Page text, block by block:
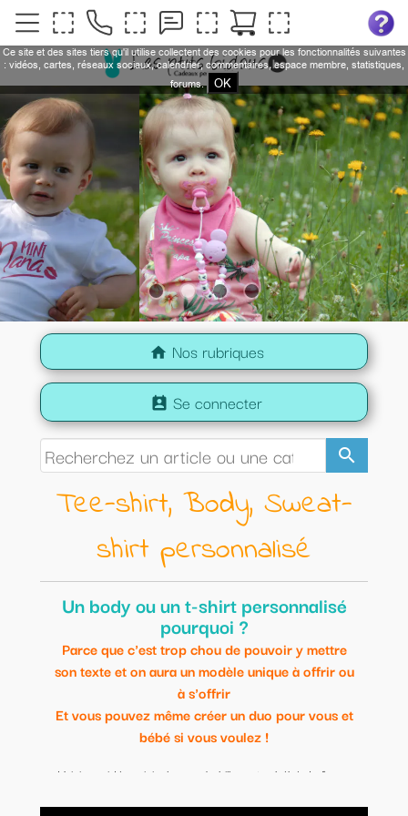
home Nos rubriques
search
perm_contact_calendar Se connecter
Tee-shirt, Body, Sweat-
shirt personnalisé
Un body ou un t-shirt personnalisé
pourquoi ?
Parce que c'est trop chou de pouvoir y mettre
son texte et on aura un modèle unique à offrir ou
à s'offrir
Et vous pouvez même créer un duo pour vous et
bébé si vous voulez !
Voici une idée originale pour habiller votre bébé de façon
Modèles uniques et personnalisables.
Ce site et des sites tiers qu'il utilise collectent des cookies pour les fonctionnalités suivantes
: vidéos, cartes, réseaux sociaux, calendrier, commentaires, espace membre, statistiques,
forums.
OK